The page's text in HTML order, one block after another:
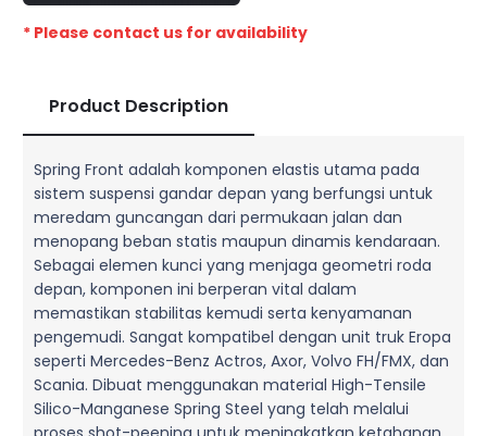
* Please contact us for availability
Product Description
Spring Front adalah komponen elastis utama pada
sistem suspensi gandar depan yang berfungsi untuk
meredam guncangan dari permukaan jalan dan
menopang beban statis maupun dinamis kendaraan.
Sebagai elemen kunci yang menjaga geometri roda
depan, komponen ini berperan vital dalam
memastikan stabilitas kemudi serta kenyamanan
pengemudi. Sangat kompatibel dengan unit truk Eropa
seperti Mercedes-Benz Actros, Axor, Volvo FH/FMX, dan
Scania. Dibuat menggunakan material High-Tensile
Silico-Manganese Spring Steel yang telah melalui